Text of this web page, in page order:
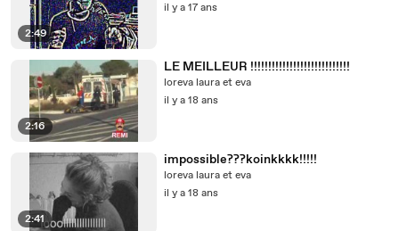
2:49
il y a 17 ans
2:16
LE MEILLEUR !!!!!!!!!!!!!!!!!!!!!!!!!!!!
loreva laura et eva
il y a 18 ans
2:41
impossible???koinkkkk!!!!!
loreva laura et eva
il y a 18 ans